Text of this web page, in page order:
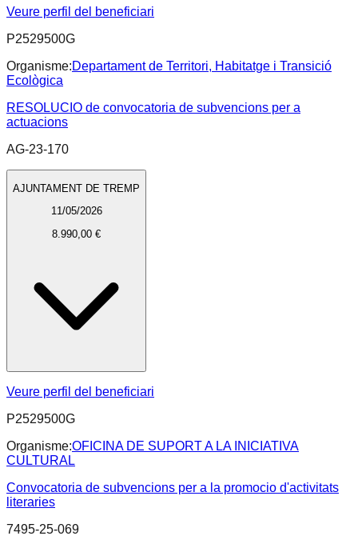
Veure perfil del beneficiari
P2529500G
Organisme:Departament de Territori, Habitatge i Transició
Ecològica
RESOLUCIO de convocatoria de subvencions per a
actuacions
AG-23-170
AJUNTAMENT DE TREMP
11/05/2026
8.990,00 €
Veure perfil del beneficiari
P2529500G
Organisme:OFICINA DE SUPORT A LA INICIATIVA
CULTURAL
Convocatoria de subvencions per a la promocio d'activitats
literaries
7495-25-069